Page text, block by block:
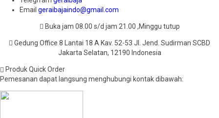
Email geraibajaindo@gmail.com
Buka jam 08.00 s/d jam 21.00 ,Minggu tutup
Gedung Office 8 Lantai 18 A Kav. 52-53 Jl. Jend. Sudirman SCBD
Jakarta Selatan, 12190 Indonesia
Produk Quick Order
Pemesanan dapat langsung menghubungi kontak dibawah: